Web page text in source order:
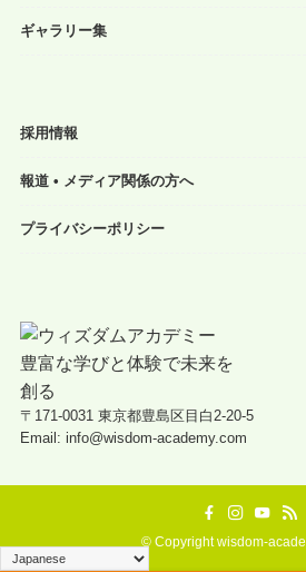
ギャラリー集
採用情報
報道 • メディア関係の方へ
プライバシーポリシー
〒171-0031 東京都豊島区目白2-20-5
Email: info@wisdom-academy.com
©Copyright wisdom-